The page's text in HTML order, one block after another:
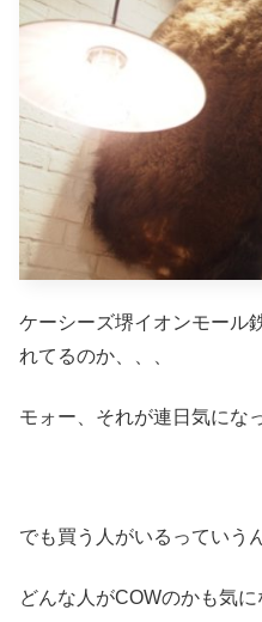
ケーシーズ堺イオンモール
れてるのか、、、
モォー、それが連日気にな
でも買う人がいるっていう
どんな人がCOWのかも気に